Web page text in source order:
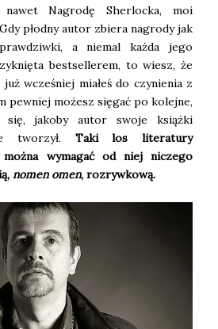
nawet Nagrodę Sherlocka, moi
płodny autor zbiera nagrody jak
a niemal każda jego
bestsellerem, to wiesz, że
wcześniej miałeś do czynienia z
pewniej możesz sięgać po kolejne,
się, jakoby autor swoje książki
tworzył. Taki los literatury
wymagać od niej niczego
nomen omen, rozrywkową.